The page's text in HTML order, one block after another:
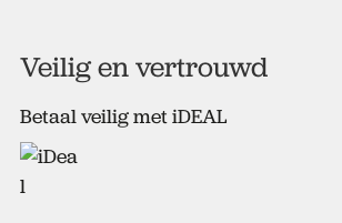
Veilig en vertrouwd
Betaal veilig met iDEAL